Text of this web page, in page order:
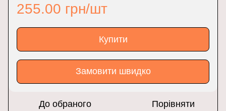
255.00 грн/шт
Купити
Замовити швидко
До обраного Порівняти